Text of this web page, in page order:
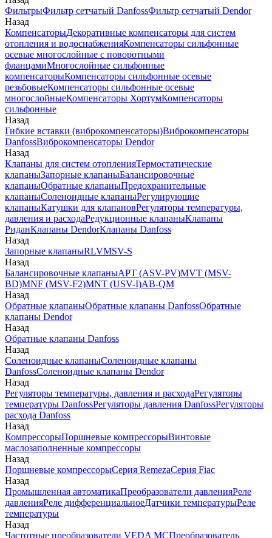
ФильтрыФильтр сетчатый DanfossФильтр сетчатый Dendor
Назад
КомпенсаторыДекоративные компенсаторы для систем
отопления и водоснабженияКомпенсаторы сильфонные
осевые многослойные с поворотными
фланцамиМногослойные сильфонные
компенсаторыКомпенсаторы сильфонные осевые
резьбовыеКомпенсаторы сильфонные осевые
многослойныеКомпенсаторы ХортумКомпенсаторы
сильфонные
Назад
Гибкие вставки (виброкомпенсаторы)Виброкомпенсаторы
DanfossВиброкомпенсаторы Dendor
Назад
Клапаны для систем отопленияТермостатические
клапаныЗапорные клапаныБалансировочные
клапаныОбратные клапаныПредохранительные
клапаныСоленоидные клапаныРегулирующие
клапаныКатушки для клапановРегуляторы температуры,
давления и расходаРедукционные клапаныКлапаны
РиданКлапаны DendorКлапаны Danfoss
Назад
Запорные клапаныRLVMSV-S
Назад
Балансировочные клапаныAPT (ASV-PV)MVT (MSV-
BD)MNF (MSV-F2)MNT (USV-I)AB-QM
Назад
Обратные клапаныОбратные клапаны DanfossОбратные
клапаны Dendor
Назад
Обратные клапаны Danfoss
Назад
Соленоидные клапаныСоленоидные клапаны
DanfossСоленоидные клапаны Dendor
Назад
Регуляторы температуры, давления и расходаРегуляторы
температуры DanfossРегуляторы давления DanfossРегуляторы
расхода Danfoss
Назад
КомпрессорыПоршневые компрессорыВинтовые
маслозаполненные компрессоры
Назад
Поршневые компрессорыСерия RemezaСерия Fiac
Назад
Промышленная автоматикаПреобразователи давленияРеле
давленияРеле дифференциальноеДатчики температурыРеле
температуры
Назад
Частотные преобразователи VEDA MCПреобразователь